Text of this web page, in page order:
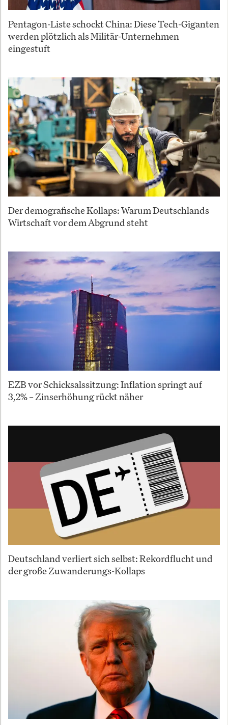
Pentagon-Liste schockt China: Diese Tech-Giganten
werden plötzlich als Militär-Unternehmen
eingestuft
Der demografische Kollaps: Warum Deutschlands
Wirtschaft vor dem Abgrund steht
EZB vor Schicksalssitzung: Inflation springt auf
3,2% – Zinserhöhung rückt näher
Deutschland verliert sich selbst: Rekordflucht und
der große Zuwanderungs-Kollaps